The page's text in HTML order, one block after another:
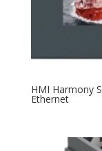
HMI Harmony
Ethernet